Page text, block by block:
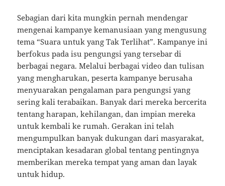
Sebagian dari kita mungkin pernah mendengar
mengenai kampanye kemanusiaan yang mengusung
tema “Suara untuk yang Tak Terlihat”. Kampanye ini
berfokus pada isu pengungsi yang tersebar di
berbagai negara. Melalui berbagai video dan tulisan
yang mengharukan, peserta kampanye berusaha
menyuarakan pengalaman para pengungsi yang
sering kali terabaikan. Banyak dari mereka bercerita
tentang harapan, kehilangan, dan impian mereka
untuk kembali ke rumah. Gerakan ini telah
mengumpulkan banyak dukungan dari masyarakat,
menciptakan kesadaran global tentang pentingnya
memberikan mereka tempat yang aman dan layak
untuk hidup.